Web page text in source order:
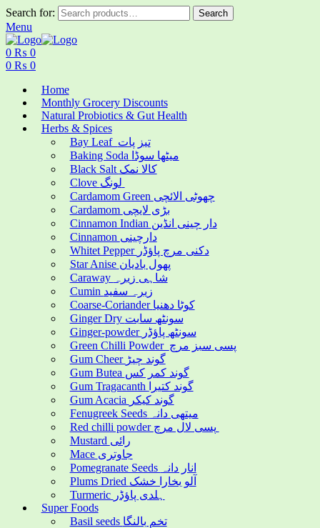
Search for: Search
Menu
0 ₨ 0
0 ₨ 0
Home
Monthly Grocery Discounts
Natural Probiotics & Gut Health
Herbs & Spices
Bay Leaf تیز پات
Baking Soda میٹھا سوڈا
Black Salt کالا نمک
Cardamom Green چھوٹی الائچی
Cardamom بڑی لایچی
Cinnamon Indian دار چینی انڈین
Cinnamon دارچینی
Whitet Pepper دکنی مرچ پاؤڈر
Star Anise پھول بادیان
Caraway شاہی زیرہ
Cumin زیرہ سفید
Coarse-Coriander کوٹا دھنیا
Ginger Dry سونٹھ سابت
Ginger-powder سونٹھ پاؤڈر
Green Chilli Powder پسی سبز مرچ
Gum Cheer گوند چیڑ
Gum Butea گوند کمر کس
Gum Tragacanth گوند کتیرا
Gum Acacia گوند کیکر
Fenugreek Seeds میتھی دانہ
Mustard رائی
Mace جاوتری
Pomegranate Seeds انار دانہ
Plums Dried آلو بخارا خشک
Turmeric ہلدی پاؤڈر
Super Foods
Basil seeds تخم بالنگا